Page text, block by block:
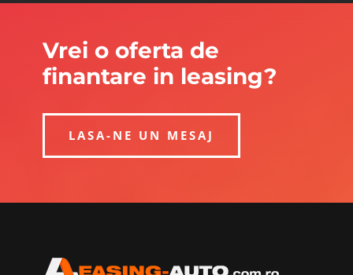
Vrei o oferta de
finantare in leasing?
LASA-NE UN MESAJ